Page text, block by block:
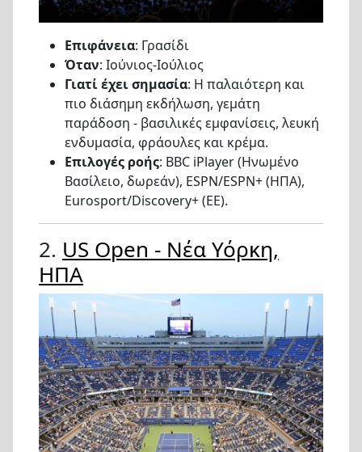
Επιφάνεια: Γρασίδι
Όταν: Ιούνιος-Ιούλιος
Γιατί έχει σημασία: Η παλαιότερη και
πιο διάσημη εκδήλωση, γεμάτη
παράδοση - βασιλικές εμφανίσεις, λευκή
ενδυμασία, φράουλες και κρέμα.
Επιλογές ροής: BBC iPlayer (Ηνωμένο
Βασίλειο, δωρεάν), ESPN/ESPN+ (ΗΠΑ),
Eurosport/Discovery+ (ΕΕ).
2. US Open - Νέα Υόρκη,
ΗΠΑ